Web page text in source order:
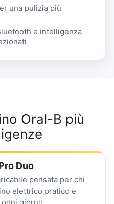
una pulizia più
e intelligenza
Oral-B più
Duo
pensata per chi
elettrico pratico e